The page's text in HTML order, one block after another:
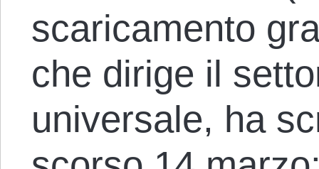
scaricamento
che dirige il
universale, ha